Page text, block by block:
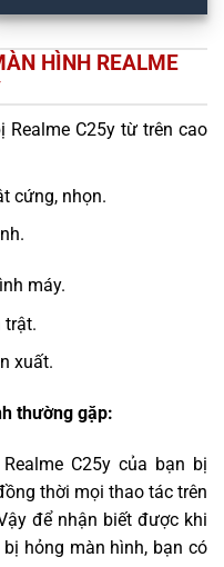
HÌNH REALME
C25y từ trên cao
cứng, nhọn.
máy.
trật.
xuất.
thường gặp:
C25y của bạn bị
thời mọi thao tác trên
để nhận biết được khi
hỏng màn hình, bạn có